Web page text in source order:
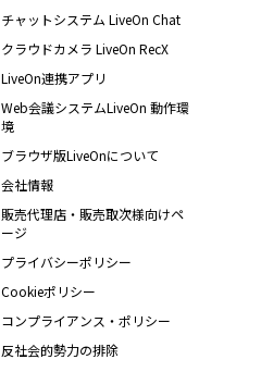
チャットシステム LiveOn Chat
クラウドカメラ LiveOn RecX
LiveOn連携アプリ
Web会議システムLiveOn 動作環
境
ブラウザ版LiveOnについて
会社情報
販売代理店・販売取次様向けペ
ージ
プライバシーポリシー
Cookieポリシー
コンプライアンス・ポリシー
反社会的勢力の排除